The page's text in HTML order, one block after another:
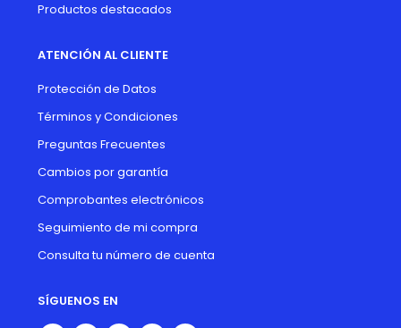
Productos destacados
ATENCIÓN AL CLIENTE
Protección de Datos
Términos y Condiciones
Preguntas Frecuentes
Cambios por garantía
Comprobantes electrónicos
Seguimiento de mi compra
Consulta tu número de cuenta
SÍGUENOS EN